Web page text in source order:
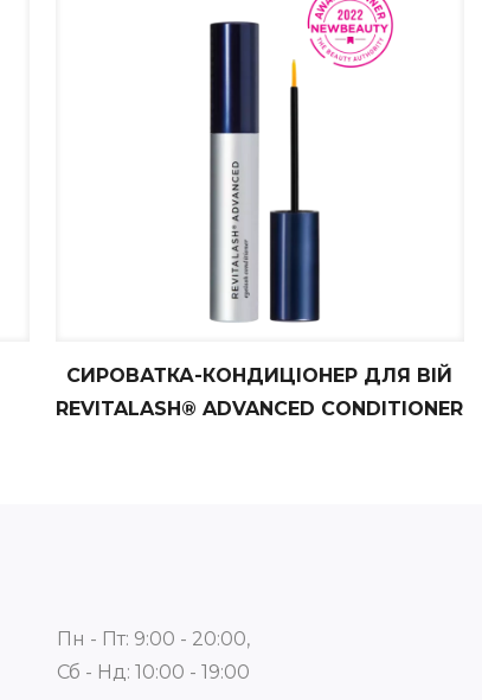
СИРОВАТКА-КОНДИЦІОНЕР ДЛЯ ВІЙ
REVITALASH® ADVANCED CONDITIONER
Пн - Пт: 9:00 - 20:00,
Сб - Нд: 10:00 - 19:00